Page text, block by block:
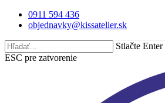
Skip
content
0911 594 436
objednavky@kissatelier.sk
Stlačte
ESC pre zatvorenie